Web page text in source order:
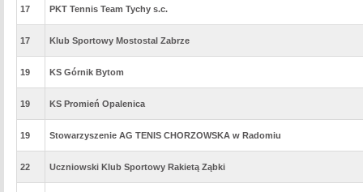
17 PKT Tennis Team Tychy s.c.
17 Klub Sportowy Mostostal Zabrze
19 KS Górnik Bytom
19 KS Promień Opalenica
19 Stowarzyszenie AG TENIS CHORZOWSKA w Radomiu
22 Uczniowski Klub Sportowy Rakietą Ząbki